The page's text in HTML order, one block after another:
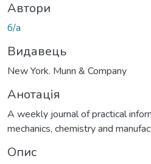
Автори
б/а
Видавець
New York. Munn & Company
Анотація
A weekly journal of practical
mechanics, chemistry and
Опис